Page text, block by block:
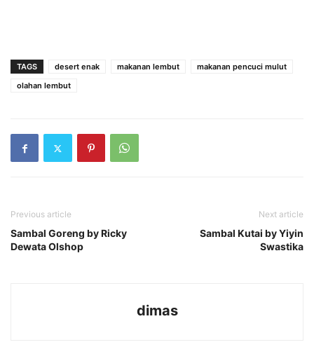
TAGS desert enak makanan lembut
makanan pencuci mulut
olahan lembut
Previous article
Sambal Goreng by Ricky
Dewata Olshop
Next article
Sambal Kutai by Yiyin
Swastika
dimas